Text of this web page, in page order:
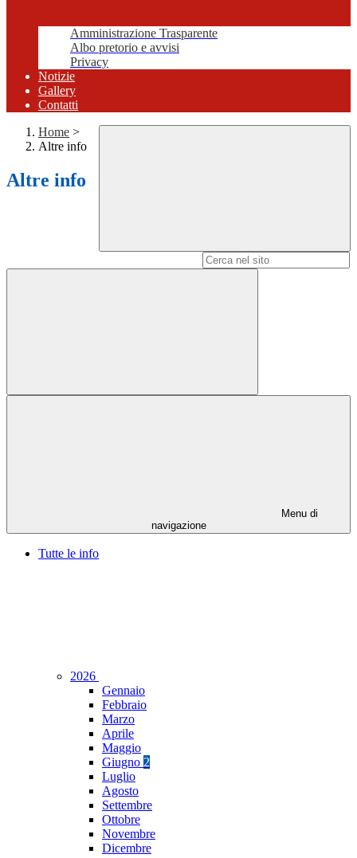
Amministrazione Trasparente
Albo pretorio e avvisi
Privacy
Notizie
Gallery
Contatti
Home >
Altre info
Altre info
Menu di
navigazione
Tutte le info
2026
Gennaio
Febbraio
Marzo
Aprile
Maggio
Giugno 2
Luglio
Agosto
Settembre
Ottobre
Novembre
Dicembre